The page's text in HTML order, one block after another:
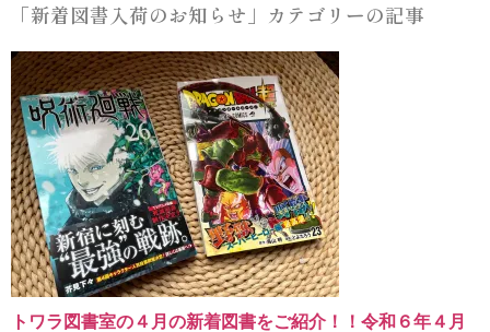
「新着図書入荷のお知らせ」カテゴリーの記事
トワラ図書室の４月の新着図書をご紹介！！令和６年４月